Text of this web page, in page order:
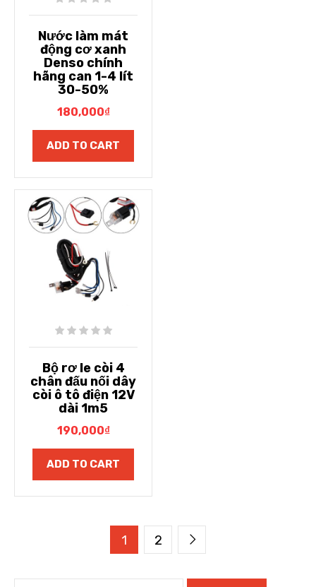
Nước làm mát
động cơ xanh
Denso chính
hãng can 1-4 lít
30-50%
180,000₫
ADD TO CART
Bộ rơ le còi 4
chân đấu nối dây
còi ô tô điện 12V
dài 1m5
190,000₫
ADD TO CART
1 2